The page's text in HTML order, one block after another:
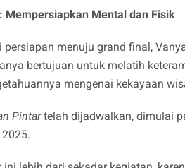
Mempersiapkan Mental dan Fisik
persiapan menuju grand final,
bertujuan untuk melatih
mengenai kekayaan
Pintartelah dijadwalkan, dimulai